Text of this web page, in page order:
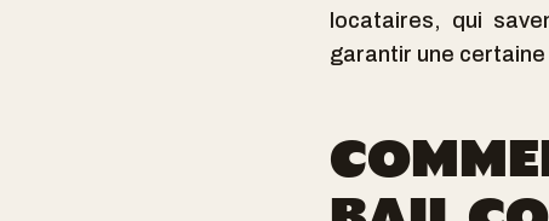
locataires, qui
garantir une